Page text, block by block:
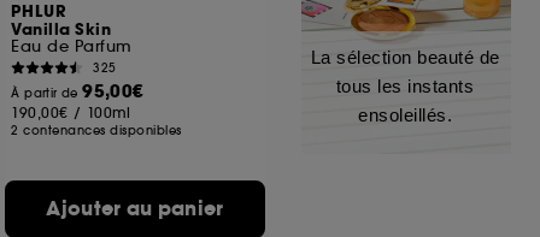
PHLUR
Vanilla Skin
Eau de Parfum
325
À partir de95,00€
190,00€ / 100ml
2 contenances disponibles
Ajouter au panier
La sélection beauté de
tous les instants
ensoleillés.